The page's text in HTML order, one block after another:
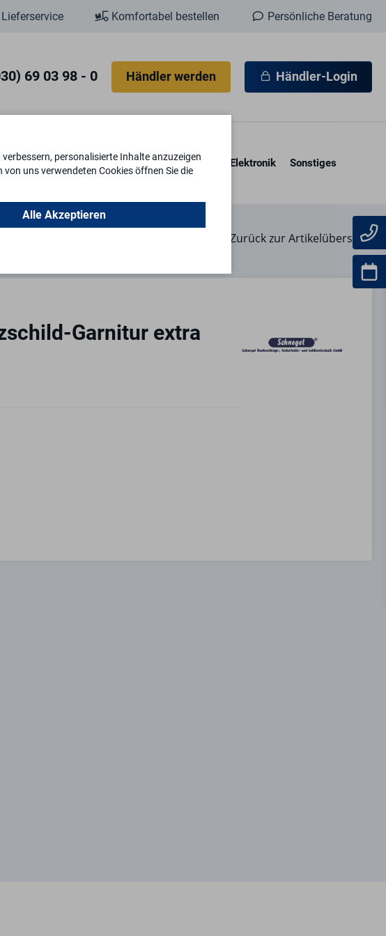
Komfortabel bestellen Persönliche Beratung
69 03 98 - 0 Händler werden Händler-Login
Tresore & Kassetten Schlüssel Elektronik Sonstiges
Zurück zur Artikelübersicht
Garnitur extra
personalisierte Inhalte anzuzeigen
uns verwendeten Cookies öffnen Sie die
Alle Akzeptieren